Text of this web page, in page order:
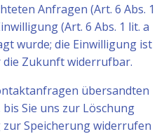
Anfragen (Art. 6 Abs. 1
(Art. 6 Abs. 1 lit. a
wurde; die Einwilligung ist
Zukunft widerrufbar.
übersandten
Sie uns zur Löschung
Speicherung widerrufen